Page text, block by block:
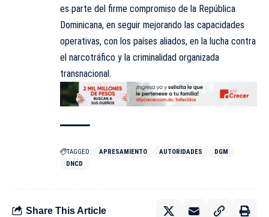
es parte del firme compromiso de la República
Dominicana, en seguir mejorando las capacidades
operativas, con los países aliados, en la lucha contra
el narcotráfico y la criminalidad organizada
transnacional.
TAGGED: APRESAMIENTO AUTORIDADES
DGM
DNCD
Share This Article